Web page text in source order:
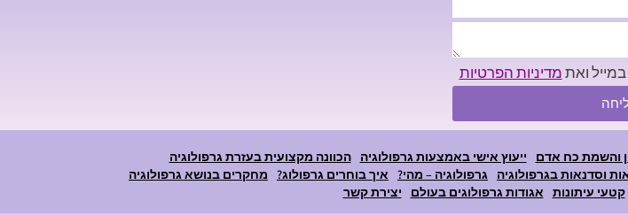
ואתמדיניות הפרטיות
והשמת כח אדם ייעוץ אישי באמצעות גרפולוגיה
הכוונה מקצועית בעזרת גרפולוגיה
וסדנאות בגרפולוגיה גרפולוגיה – מהי? איך בוחרים גרפולוג?
מחקרים בנושא גרפולוגיה
קטעי עיתונות אגודות גרפולוגים בעולם יצירת קשר